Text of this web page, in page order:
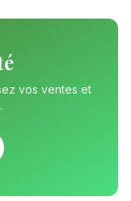
vos ventes et